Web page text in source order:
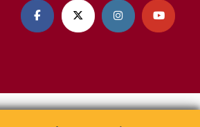
   